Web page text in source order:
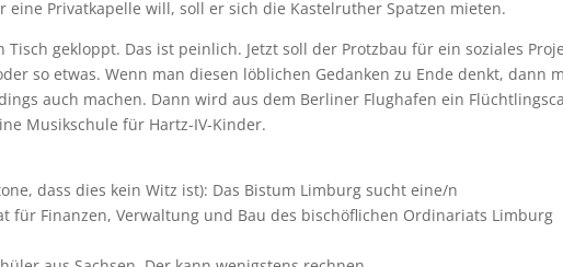
eine Privatkapelle will, soll er sich die Kastelruther Spatzen mieten.
gekloppt. Das ist peinlich. Jetzt soll der Protzbau für ein soziales
so etwas. Wenn man diesen löblichen Gedanken zu Ende denkt, dann
auch machen. Dann wird aus dem Berliner Flughafen ein
Musikschule für Hartz-IV-Kinder.
dass dies kein Witz ist): Das Bistum Limburg sucht eine/n
für Finanzen, Verwaltung und Bau des bischöflichen Ordinariats Limburg